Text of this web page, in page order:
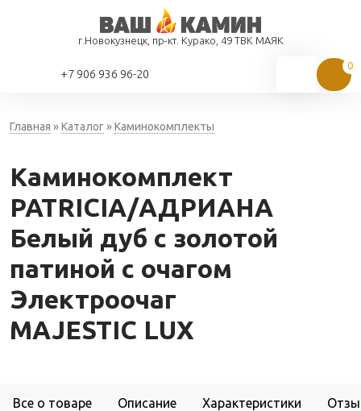
г.Новокузнецк, пр-кт. Курако, 49 ТВК МАЯК
+7 906 936 96-20
Главная »Каталог»Каминокомплекты
Каминокомплект
PATRICIA/АДРИАНА
Белый дуб с золотой
патиной с очагом
Электроочаг
MAJESTIC LUX
Все о товаре Описание Характеристики